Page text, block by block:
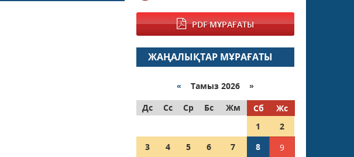
PDF МҰРАҒАТЫ
ЖАҢАЛЫҚТАР МҰРАҒАТЫ
« Тамыз 2026 »
Дс
Сс Ср Бс Жм Сб
Жс
1
2
3
4 5 6 7 8 9